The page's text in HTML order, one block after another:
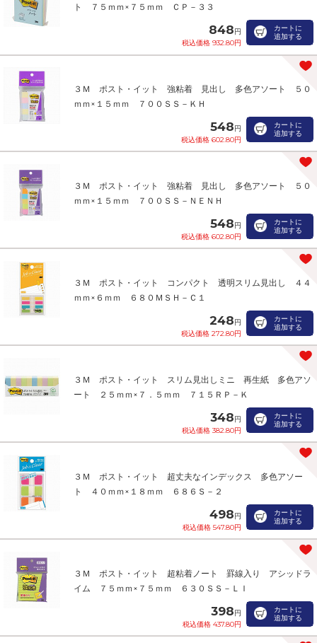
ト ７５ｍｍ×７５ｍｍ ＣＰ－３３
848円
税込価格 932.80円
カートに
追加する
３Ｍ ポスト・イット 強粘着 見出し 多色アソート ５０
ｍｍ×１５ｍｍ ７００ＳＳ－ＫＨ
548円
税込価格 602.80円
カートに
追加する
３Ｍ ポスト・イット 強粘着 見出し 多色アソート ５０
ｍｍ×１５ｍｍ ７００ＳＳ－ＮＥＮＨ
548円
税込価格 602.80円
カートに
追加する
３Ｍ ポスト・イット コンパクト 透明スリム見出し ４４
ｍｍ×６ｍｍ ６８０ＭＳＨ－Ｃ１
248円
税込価格 272.80円
カートに
追加する
３Ｍ ポスト・イット スリム見出しミニ 再生紙 多色アソ
ート ２５ｍｍ×７．５ｍｍ ７１５ＲＰ－Ｋ
348円
税込価格 382.80円
カートに
追加する
３Ｍ ポスト・イット 超丈夫なインデックス 多色アソー
ト ４０ｍｍ×１８ｍｍ ６８６Ｓ－２
498円
税込価格 547.80円
カートに
追加する
３Ｍ ポスト・イット 超粘着ノート 罫線入り アシッドラ
イム ７５ｍｍ×７５ｍｍ ６３０ＳＳ－ＬＩ
398円
税込価格 437.80円
カートに
追加する